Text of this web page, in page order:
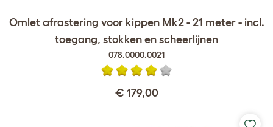
Omlet afrastering voor kippen Mk2 - 21 meter - incl.
toegang, stokken en scheerlijnen
078.0000.0021
€ 179,00